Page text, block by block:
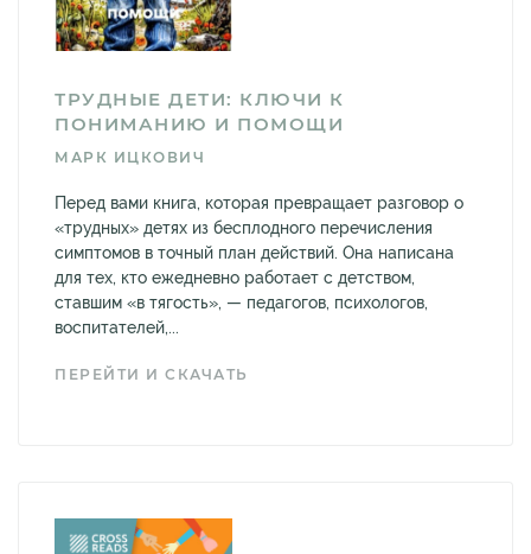
ТРУДНЫЕ ДЕТИ: КЛЮЧИ К
ПОНИМАНИЮ И ПОМОЩИ
МАРК ИЦКОВИЧ
Перед вами книга, которая превращает разговор о
«трудных» детях из бесплодного перечисления
симптомов в точный план действий. Она написана
для тех, кто ежедневно работает с детством,
ставшим «в тягость», — педагогов, психологов,
воспитателей,...
ПЕРЕЙТИ И СКАЧАТЬ